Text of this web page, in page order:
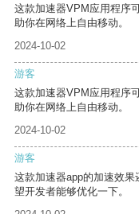
这款加速器VPM应用程序
助你在网络上自由移动。
2024-10-02
游客
这款加速器VPM应用程序
助你在网络上自由移动。
2024-10-02
游客
这款加速器app的加速效
望开发者能够优化一下。